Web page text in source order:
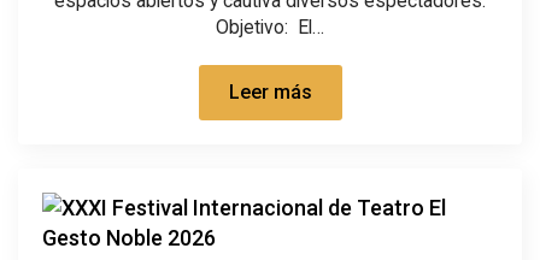
Objetivo: El…
Leer más